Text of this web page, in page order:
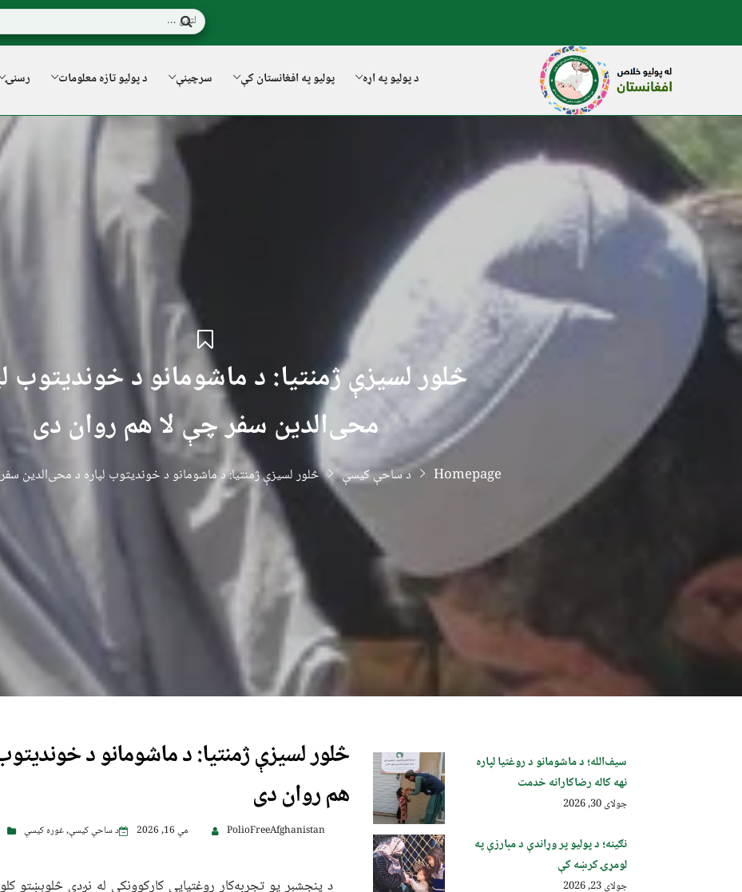
د پولیو په اړه پولیو په افغانستان کې سرچینې د پولیو تازه معلومات رسنۍ
څلور لسیزې ژمنتیا: د ماشومانو د خوندیتوب
محی‌الدین سفر چې لا هم روان دی
Homepage د ساحې کیسې څلور لسیزې ژمنتیا: د ماشومانو د خوندیتوب لپاره د محی‌الدین
څلور لسیزې ژمنتیا: د ماشومانو د
هم روان دی
PolioFreeAfghanistan مې 16, 2026 د ساحې کیسې,غوره کیسې
د پنجشېر یو تجربه‌کار روغتیايي کارکوونکی له نږدې څلوېښتو
سیف‌الله؛ د ماشومانو د روغتیا لپاره
نهه کاله رضاکارانه خدمت
جولای 30, 2026
نګینه؛ د پولیو پر وړاندې د مبارزې په
لومړۍ کرښه کې
جولای 23, 2026